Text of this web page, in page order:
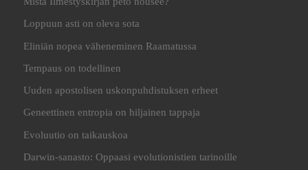
Loppuun asti on oleva sota
Eliniän nopea väheneminen Raamatussa
Tempaus on todellinen
Uuden apostolisen uskonpuhdistuksen erheet
Geneettinen entropia on hiljainen tappaja
Evoluutio on taikauskoa
Darwin-sanasto: Oppaasi evolutionistien tarinoille